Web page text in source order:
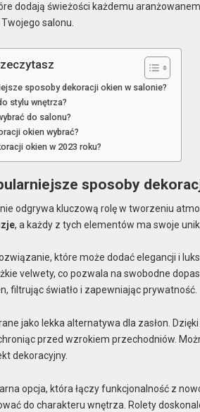
dodają świeżości każdemu
salonu.
sposoby dekoracji okien w salonie?
stylu wnętrza?
do salonu?
okien wybrać?
okien w 2023 roku?
sposoby
odgrywa kluczową rolę w tworzeniu
, a każdy z tych elementów ma swoje
które może dodać elegancji i
velwety, co pozwala na swobodne
filtrując światło i zapewniając prywatność.
jako lekka alternatywa dla zasłon.
przed wzrokiem przechodniów.
dekoracyjny.
opcja, która łączy funkcjonalność z
do charakteru wnętrza. Rolety